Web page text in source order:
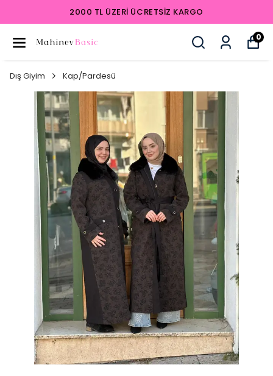
2000 TL ÜZERI ÜCRETSIZ KARGO
0
Dış Giyim Kap/Pardesü